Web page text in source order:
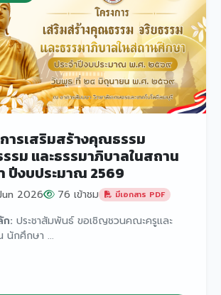
ารเสริมสร้างคุณธรรม
รม และธรรมาภิบาลในสถาน
ปีงบประมาณ 2569
2026 76 เข้าชม มีเอกสาร PDF
ก: ประชาสัมพันธ์ ขอเชิญชวนคณะครูและ
นักศึกษา ...